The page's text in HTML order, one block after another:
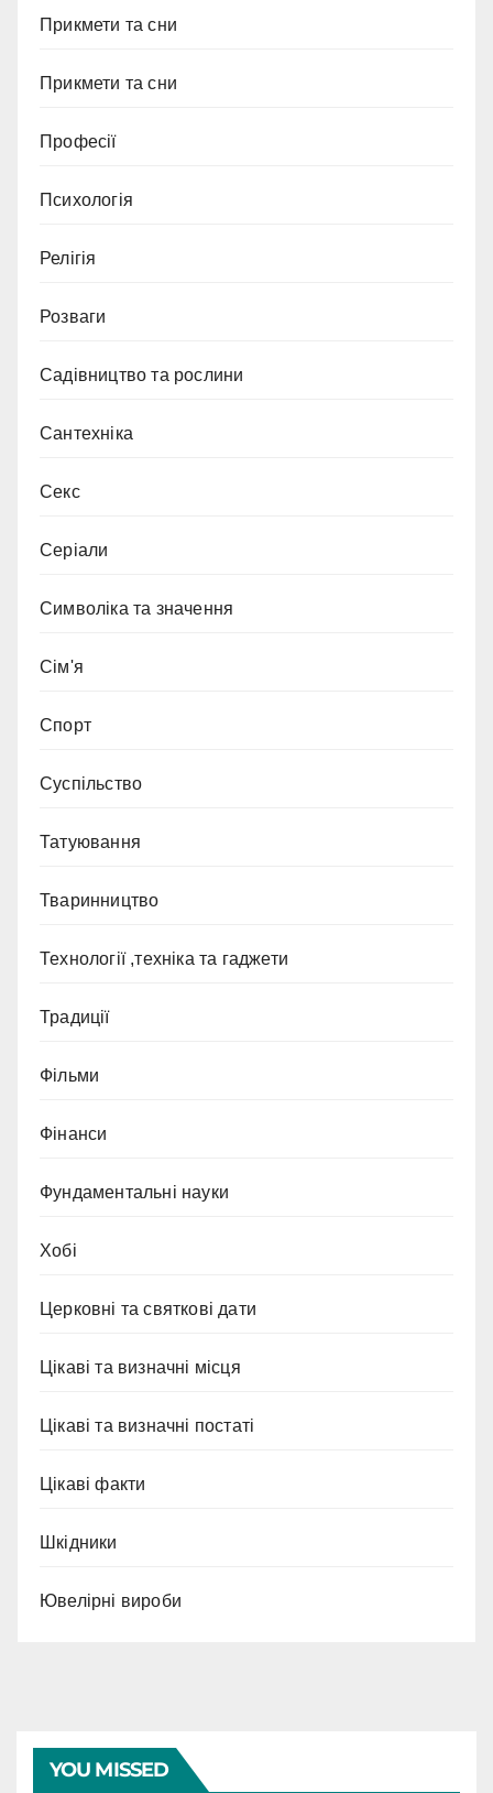
Прикмети та сни
Прикмети та сни
Професії
Психологія
Релігія
Розваги
Садівництво та рослини
Сантехніка
Секс
Серіали
Символіка та значення
Сім'я
Спорт
Суспільство
Татуювання
Тваринництво
Технології ,техніка та гаджети
Традиції
Фільми
Фінанси
Фундаментальні науки
Хобі
Церковні та святкові дати
Цікаві та визначні місця
Цікаві та визначні постаті
Цікаві факти
Шкідники
Ювелірні вироби
YOU MISSED